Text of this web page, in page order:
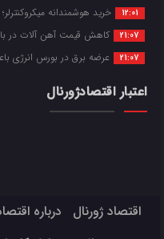
12:01 خرید هوشمندانه
21:07 کاهش قیمت آهن آلات در
21:07 عرضه برق در بورس انرژی
اعتبار اقتصادژورنال
اقتصاد ژورنال درباره